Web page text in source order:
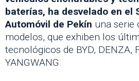
baterías, ha desvelado en el
Automóvil de Pekín una serie
modelos, que exhiben los
tecnológicos de BYD, DENZA,
YANGWANG.